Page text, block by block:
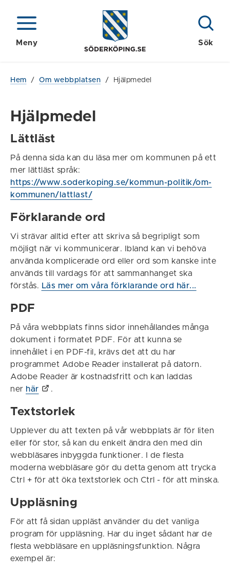
Meny Sök
Hem / Om webbplatsen / Hjälpmedel
Hjälpmedel
Lättläst
På denna sida kan du läsa mer om kommunen på ett
mer lättläst språk:
https://www.soderkoping.se/kommun-politik/om-
kommunen/lattlast/
Förklarande ord
Vi strävar alltid efter att skriva så begripligt som
möjligt när vi kommunicerar. Ibland kan vi behöva
använda komplicerade ord eller ord som kanske inte
används till vardags för att sammanhanget ska
förstås. Läs mer om våra förklarande ord här...
PDF
På våra webbplats finns sidor innehållandes många
dokument i formatet PDF. För att kunna se
innehållet i en PDF-fil, krävs det att du har
programmet Adobe Reader installerat på datorn.
Adobe Reader är kostnadsfritt och kan laddas
ner här .
Textstorlek
Upplever du att texten på vår webbplats är för liten
eller för stor, så kan du enkelt ändra den med din
webbläsares inbyggda funktioner. I de flesta
moderna webbläsare gör du detta genom att trycka
Ctrl + för att öka textstorlek och Ctrl - för att minska.
Uppläsning
För att få sidan uppläst använder du det vanliga
program för uppläsning. Har du inget sådant har de
flesta webbläsare en uppläsningsfunktion. Några
exempel är: